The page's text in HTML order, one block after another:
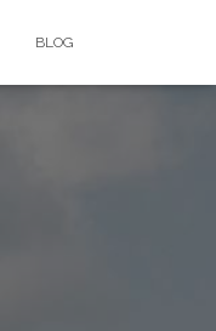
BLOG